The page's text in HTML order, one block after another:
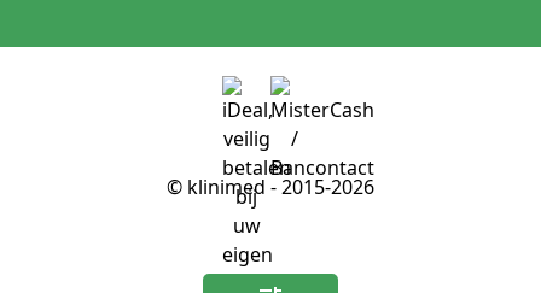
© klinimed - 2015-2026